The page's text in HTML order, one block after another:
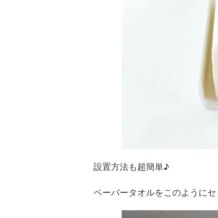
設置方法も超簡単♪
ペーパータオルをこのように